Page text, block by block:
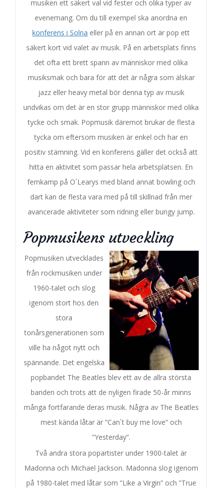
musiken ett säkert val vid fester och olika typer av
evenemang. Om du till exempel ska anordna en
konferens i Solna eller på en annan ort är pop ett
säkert kort vid valet av musik. På en arbetsplats finns
det ofta ett brett spann av människor med olika
musiksmak och bara för att det är några som älskar
jazz eller heavy metal bör denna typ av musik
undvikas om det är en stor grupp människor med olika
tycke och smak. Popmusik däremot brukar de flesta
tycka om eftersom musiken är enkel och har en
positiv stämning. Vid en konferens gäller det också att
hitta en aktivitet som passar hela arbetsplatsen. En
femkamp på O´Learys med bland annat bowling och
dart kan de flesta vara med på till skillnad från mer
avancerade aktiviteter som ridning eller bungy jump.
Popmusikens utveckling
Popmusiken utvecklades
från rockmusiken under
1960-talet och slog
igenom stort hos den
stora
tonårsgenerationen som
ville ha något nytt och
spännande. Det engelska
popbandet The Beatles blev ett av de allra största
banden och trots att de nyligen firade 50-år minns
många fortfarande deras musik. Några av The Beatles
mest kända låtar är ”Can´t buy me love” och
”Yesterday”.
Två andra stora popartister under 1900-talet är
Madonna och Michael Jackson. Madonna slog igenom
på 1980-talet med låtar som ”Like a Virgin” och ”True